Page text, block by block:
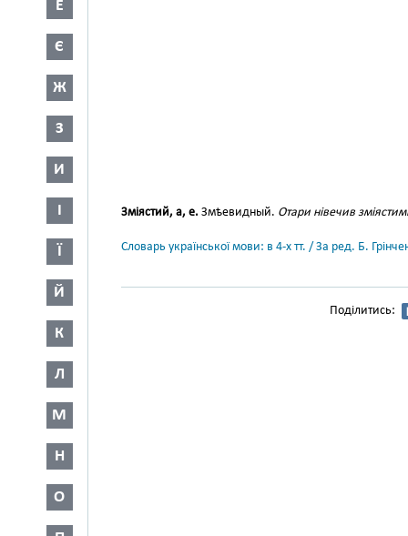
Е
Є
Ж
З
И
І
Ї
Й
К
Л
М
Н
О
Зміястий, а, е. Змѣевидный. Отари нівечив
Словарь української мови: в 4-х тт. / За ред. Б.
Поділитись: